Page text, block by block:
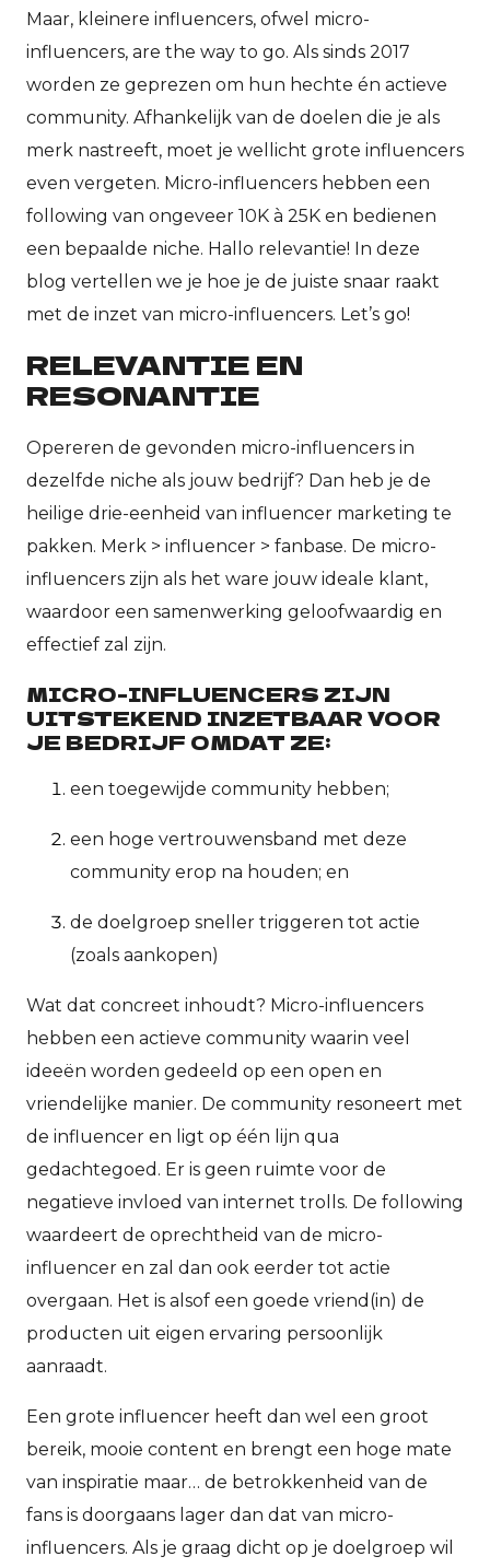
Maar, kleinere influencers, ofwel micro-
influencers, are the way to go. Als sinds 2017
worden ze geprezen om hun hechte én actieve
community. Afhankelijk van de doelen die je als
merk nastreeft, moet je wellicht grote influencers
even vergeten. Micro-influencers hebben een
following van ongeveer 10K à 25K en bedienen
een bepaalde niche. Hallo relevantie! In deze
blog vertellen we je hoe je de juiste snaar raakt
met de inzet van micro-influencers. Let’s go!
RELEVANTIE EN
RESONANTIE
Opereren de gevonden micro-influencers in
dezelfde niche als jouw bedrijf? Dan heb je de
heilige drie-eenheid van influencer marketing te
pakken. Merk > influencer > fanbase. De micro-
influencers zijn als het ware jouw ideale klant,
waardoor een samenwerking geloofwaardig en
effectief zal zijn.
MICRO-INFLUENCERS ZIJN
UITSTEKEND INZETBAAR VOOR
JE BEDRIJF OMDAT ZE:
een toegewijde community hebben;
een hoge vertrouwensband met deze
community erop na houden; en
de doelgroep sneller triggeren tot actie
(zoals aankopen)
Wat dat concreet inhoudt? Micro-influencers
hebben een actieve community waarin veel
ideeën worden gedeeld op een open en
vriendelijke manier. De community resoneert met
de influencer en ligt op één lijn qua
gedachtegoed. Er is geen ruimte voor de
negatieve invloed van internet trolls. De following
waardeert de oprechtheid van de micro-
influencer en zal dan ook eerder tot actie
overgaan. Het is alsof een goede vriend(in) de
producten uit eigen ervaring persoonlijk
aanraadt.
Een grote influencer heeft dan wel een groot
bereik, mooie content en brengt een hoge mate
van inspiratie maar… de betrokkenheid van de
fans is doorgaans lager dan dat van micro-
influencers. Als je graag dicht op je doelgroep wil